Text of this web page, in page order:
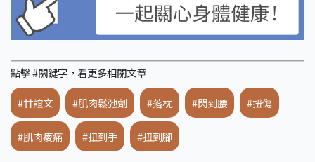
點擊 #關鍵字，看更多相關文章
#甘誼文 #肌肉鬆弛劑 #落枕 #閃到腰 #扭傷
#肌肉痠痛 #扭到手 #扭到腳